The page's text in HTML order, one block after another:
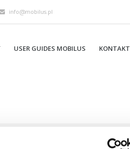
info@mobilus.pl
USER GUIDES MOBILUS KONTAKT